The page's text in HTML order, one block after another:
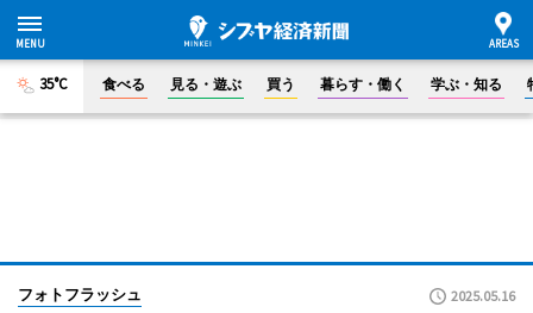
35°C 食べる 見る・遊ぶ 買う 暮らす・働く 学ぶ・知る
フォトフラッシュ 2025.05.16